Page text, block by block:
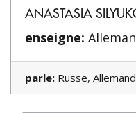
ANASTASIA
enseigne:
parle: Russe,